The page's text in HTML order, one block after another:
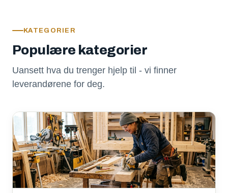
KATEGORIER
Populære kategorier
Uansett hva du trenger hjelp til - vi finner
leverandørene for deg.